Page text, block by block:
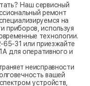
Наш сервисный
ремонт
на
приборов, используя
технологии.
31 или приезжайте
для оперативного и
неисправности
вашей
устройств,